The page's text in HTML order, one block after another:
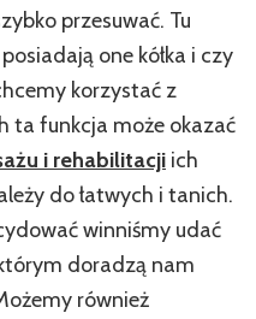
przesuwać. Tu
one kółka i czy
korzystać z
ta funkcja może okazać
i rehabilitacji ich
do łatwych i tanich.
winniśmy udać
doradzą nam
również